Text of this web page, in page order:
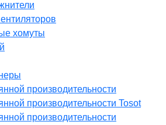
хомуты
производительности
производительности Tosot
производительности